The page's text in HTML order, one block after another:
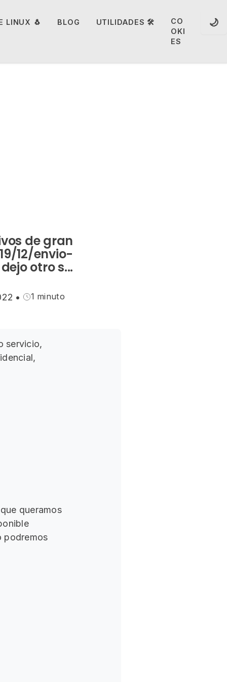
LINUX 🐧 BLOG UTILIDADES 🛠️
CO
OKI
ES
🌙
de gran
12/envio-
otro s...
• 1 minuto
servicio,
queramos
podremos